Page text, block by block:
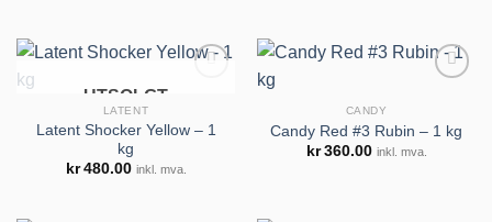
huskeliste
UTSOLGT
LATENT
Latent Shocker Yellow – 1
kg
kr 480.00 inkl. mva.
Legg til
CANDY
Candy Red #3 Rubin – 1 kg
kr 360.00 inkl. mva.